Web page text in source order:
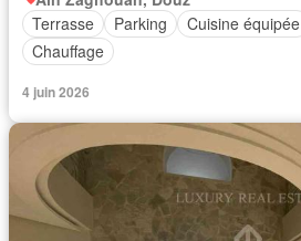
Terrasse
Parking Cuisine équipée
Chauffage
4 juin 2026